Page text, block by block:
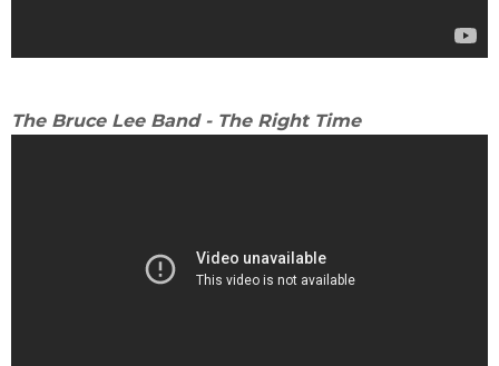
The Bruce Lee Band - The Right Time